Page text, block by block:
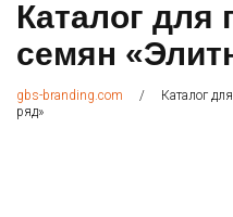
Каталог для
семян
gbs-branding.com /
Каталог
ряд»